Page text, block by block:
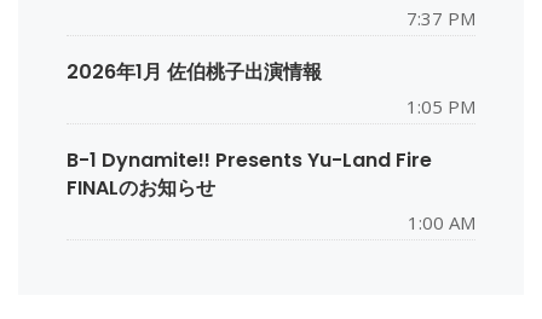
7:37 PM
2026年1月 佐伯桃子出演情報
1:05 PM
B-1 Dynamite!! Presents Yu-Land Fire
FINALのお知らせ
1:00 AM